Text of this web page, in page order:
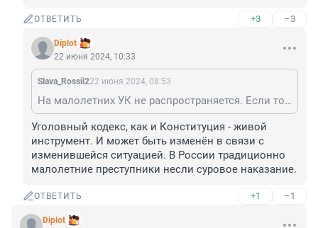
ОТВЕТИТЬ +3 –3
Diplot
22 июня 2024, 10:33
Slava_Rossii222 июня 2024, 08:53
На малолетних УК не распространяется. Если только родителей привлекать по 156 УК "Неисполнение обязанностей по воспитанию несовершеннолетнего".
Уголовный кодекс, как и Конституция - живой
инструмент. И может быть изменён в связи с
изменившейся ситуацией. В России традиционно
малолетние преступники несли суровое наказание.
ОТВЕТИТЬ +1 –1
Diplot